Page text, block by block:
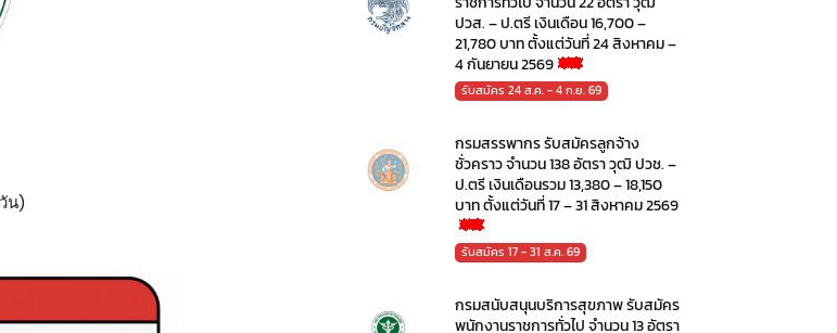
น)
ปวส. – ป.ตรี เงินเดือน 16,700 –
21,780 บาท ตั้งแต่วันที่ 24 สิงหาคม –
4 กันยายน 2569
รับสมัคร 24 ส.ค. - 4 ก.ย. 69
กรมสรรพากร รับสมัครลูกจ้าง
ชั่วคราว จำนวน 138 อัตรา วุฒิ ปวช. –
ป.ตรี เงินเดือนรวม 13,380 – 18,150
บาท ตั้งแต่วันที่ 17 – 31 สิงหาคม 2569
รับสมัคร 17 - 31 ส.ค. 69
กรมสนับสนุนบริการสุขภาพ รับสมัคร
พนักงานราชการทั่วไป จำนวน 13 อัตรา